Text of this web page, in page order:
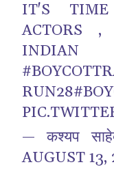
IT'S
ACTORS ,
RUN28
— कश्यप
AUGUST 13,